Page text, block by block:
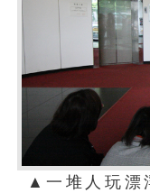
▲一堆人玩漂